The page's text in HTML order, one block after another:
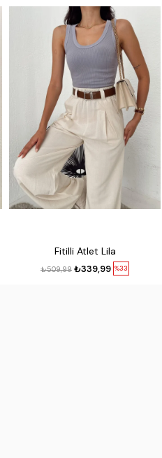
Fitilli Atlet Lila
%33
₺339,99
₺509,99